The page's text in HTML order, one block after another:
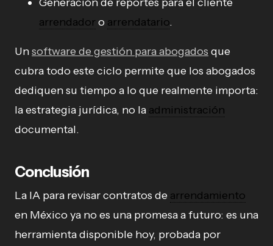
arrendador o arrendatario.
Unsoftware de gestión para abogados que
cubra todo este ciclo permite que los abogados
dediquen su tiempo a lo que realmente importa:
la estrategia jurídica, no la administración
documental.
Conclusión
La IA para revisar contratos de arrendamiento
en México ya no es una promesa a futuro: es una
herramienta disponible hoy, probada por